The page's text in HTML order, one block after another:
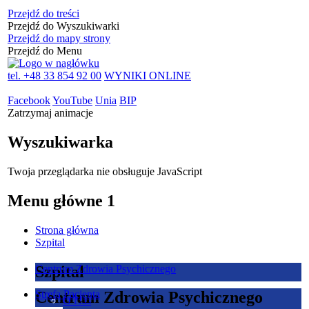
Przejdź do treści
Przejdź do Wyszukiwarki
Przejdź do mapy strony
Przejdź do Menu
tel. +48 33 854 92 00 WYNIKI ONLINE
FacebookYouTube Unia BIP
Zatrzymaj animacje
Wyszukiwarka
Twoja przeglądarka nie obsługuje JavaScript
Menu główne 1
Strona główna
Szpital
Szpital
O Nas
Centrum Zdrowia Psychicznego
Centrum Zdrowia Psychicznego
Strefa Pacjenta